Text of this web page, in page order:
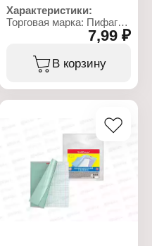
Характеристики:
Торговая марка: Пифагор
Тип товара: Обложка
Назначение: для
дневников, учебников
Особенность: с липким
Вид: универсальная
7,99 ₽
В корзину